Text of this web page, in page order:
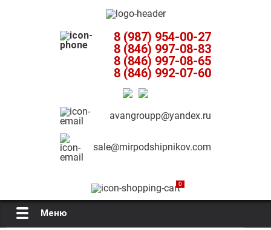
8 (987) 954-00-27
8 (846) 997-08-83
8 (846) 997-08-65
8 (846) 992-07-60
avangroupp@yandex.ru
sale@mirpodshipnikov.com
0
Меню